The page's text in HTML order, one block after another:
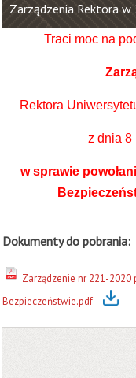
Zarządzenia Rektora
Traci moc na
Rektora
z dnia 8
w sprawie
Dokumenty do pobrania:
Zarządzenie nr 221-2020
Bezpieczeństwie.pdf